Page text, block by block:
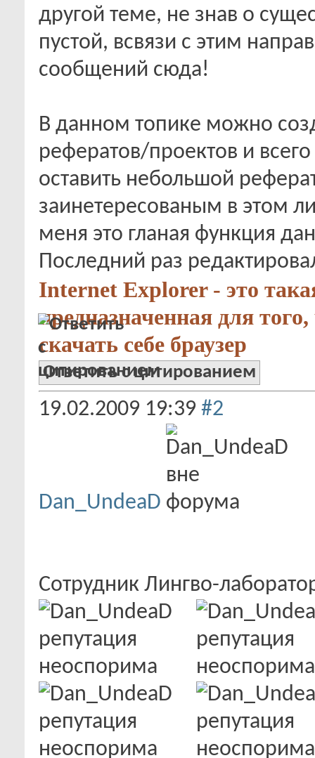
другой теме, не знав о
пустой, всвязи с этим
сообщений сюда!
В данном топике можно
рефератов/проектов и
оставить небольшой
заинетересованым в этом
меня это гланая функция
Последний раз
Internet Explorer - это
предназначенная для
скачать себе браузер
Ответить с цитированием
19.02.2009 19:39 #2
Dan_UndeaD
Сотрудник Лингво-